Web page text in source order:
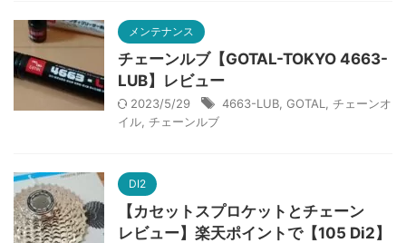
メンテナンス
チェーンルブ【GOTAL-TOKYO 4663-
LUB】レビュー
2023/5/29 4663-LUB GOTAL
チェーンオ
イル チェーンルブ
DI2
【カセットスプロケットとチェーン
レビュー】楽天ポイントで【105 Di2】